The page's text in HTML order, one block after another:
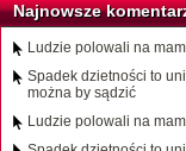
Najnowsze
Ludzie polowali na
Spadek dzietności to
można by sądzić
Ludzie polowali na